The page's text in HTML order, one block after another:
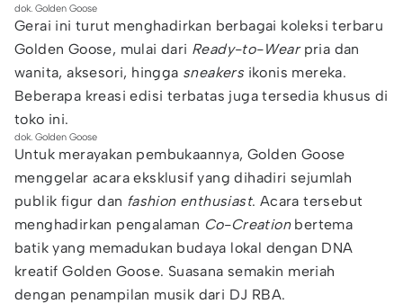
dok. Golden Goose
Gerai ini turut menghadirkan berbagai koleksi terbaru
Golden Goose, mulai dari Ready-to-Wearpria dan
wanita, aksesori, hingga sneakersikonis mereka.
Beberapa kreasi edisi terbatas juga tersedia khusus di
toko ini.
dok. Golden Goose
Untuk merayakan pembukaannya, Golden Goose
menggelar acara eksklusif yang dihadiri sejumlah
publik figur dan fashion enthusiast. Acara tersebut
menghadirkan pengalaman Co-Creationbertema
batik yang memadukan budaya lokal dengan DNA
kreatif Golden Goose. Suasana semakin meriah
dengan penampilan musik dari DJ RBA.